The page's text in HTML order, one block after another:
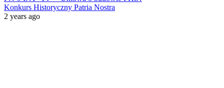
Konkurs Historyczny Patria Nostra
2 years ago